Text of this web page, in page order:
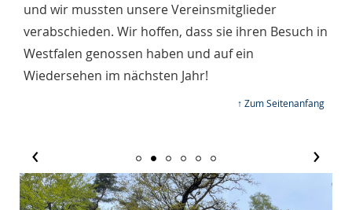
und wir mussten unsere Vereinsmitglieder
verabschieden. Wir hoffen, dass sie ihren Besuch in
Westfalen genossen haben und auf ein
Wiedersehen im nächsten Jahr!
↑ Zum Seitenanfang
‹ ›